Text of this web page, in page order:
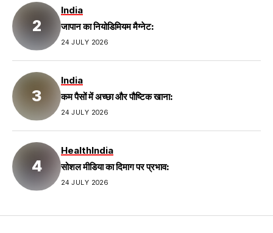
India
जापान का नियोडिमियम मैग्नेट:
24 JULY 2026
India
कम पैसों में अच्छा और पौष्टिक खाना:
24 JULY 2026
HealthIndia
सोशल मीडिया का दिमाग पर प्रभाव:
24 JULY 2026